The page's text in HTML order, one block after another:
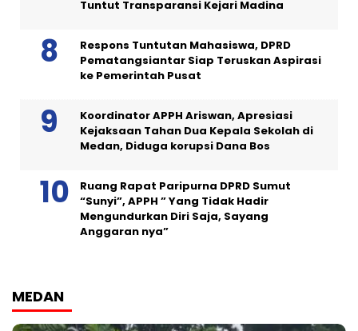
Tuntut Transparansi Kejari Madina
Respons Tuntutan Mahasiswa, DPRD
Pematangsiantar Siap Teruskan Aspirasi
ke Pemerintah Pusat
Koordinator APPH Ariswan, Apresiasi
Kejaksaan Tahan Dua Kepala Sekolah di
Medan, Diduga korupsi Dana Bos
Ruang Rapat Paripurna DPRD Sumut
“Sunyi”, APPH ” Yang Tidak Hadir
Mengundurkan Diri Saja, Sayang
Anggaran nya”
MEDAN